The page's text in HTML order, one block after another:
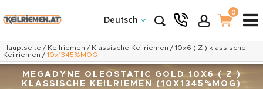
Deutsch
0
Hauptseite / Keilriemen / Klassische Keilriemen / 10x6 ( Z ) klassische
Keilriemen / 10x1345%MOG
MEGADYNE OLEOSTATIC GOLD 10X6 ( Z )
KLASSISCHE KEILRIEMEN (10X1345%MOG)